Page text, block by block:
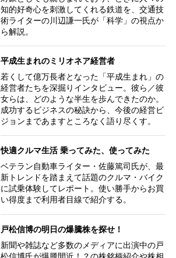
知的好奇心を刺激してくれる鉄道を、交通技
術ライターの川辺謙一氏が「科学」の視点か
ら解説。
平成生まれのミリオネア経営者
若くして億万長者となった「平成生まれ」の
経営者たちを深掘りインタビュー。彼ら／彼
女らは、どのような半生を歩んできたのか。
成功するビジネスの秘訣から、今後の経営ビ
ジョンまであますところなく語り尽くす。
快適クルマ生活 乗ってみた、使ってみた
ベテラン自動車ライター・佐藤篤司氏が、最
新トレンドを踏まえて話題のクルマ・バイク
に試乗体験してレポート。使い勝手からお買
い得度まで利用者目線で紹介する。
戸松信博の明日の爆騰株を探せ！
新聞や雑誌など多数のメディアに出演中の戸